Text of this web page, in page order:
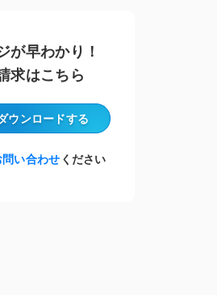
が早わかり！
求はこちら
ウンロードする
問い合わせ ください